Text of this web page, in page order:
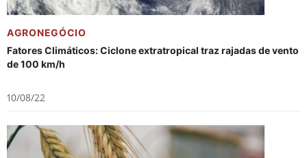
AGRONEGÓCIO
Fatores Climáticos: Ciclone extratropical traz rajadas de vento
de 100 km/h
10/08/22